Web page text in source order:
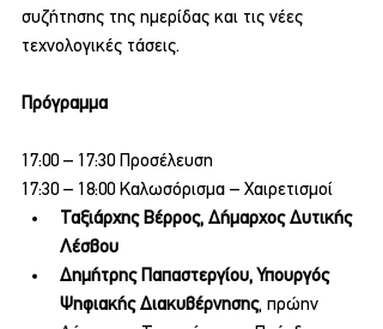
συζήτησης της ημερίδας και τις νέες
τεχνολογικές τάσεις.
Πρόγραμμα
17:00 – 17:30 Προσέλευση
17:30 – 18:00 Καλωσόρισμα – Χαιρετισμοί
Ταξιάρχης Βέρρος, Δήμαρχος Δυτικής
Λέσβου
Δημήτρης Παπαστεργίου, Υπουργός
Ψηφιακής Διακυβέρνησης, πρώην